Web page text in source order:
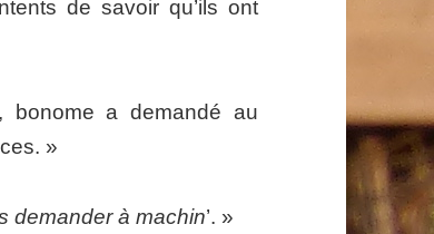
de savoir qu’ils ont
a demandé au
»
demander à machin’. »